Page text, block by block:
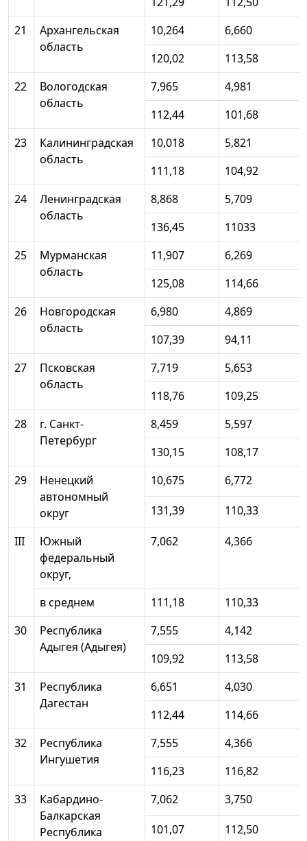
21
Архангельская
область
10,264
6,660
120,02
113,58
22
Вологодская
область
7,965
4,981
112,44
101,68
23
Калининградская
область
10,018
5,821
111,18
104,92
24
Ленинградская
область
8,868
5,709
136,45
11033
25
Мурманская
область
11,907
6,269
125,08
114,66
26
Новгородская
область
6,980
4,869
107,39
94,11
27
Псковская
область
7,719
5,653
118,76
109,25
28
г. Санкт-
Петербург
8,459
5,597
130,15
108,17
29
Ненецкий
автономный
округ
10,675
6,772
131,39
110,33
III
Южный
федеральный
округ,
7,062 4,366
в среднем 111,18
110,33
30
Республика
Адыгея (Адыгея)
7,555
4,142
109,92
113,58
31
Республика
Дагестан
6,651
4,030
112,44
114,66
32
Республика
Ингушетия
7,555
4,366
116,23
116,82
33
Кабардино-
Балкарская
Республика
7,062
3,750
101,07
112,50